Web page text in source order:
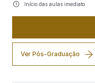
Início das aulas imediato
Ver Pós-Graduação